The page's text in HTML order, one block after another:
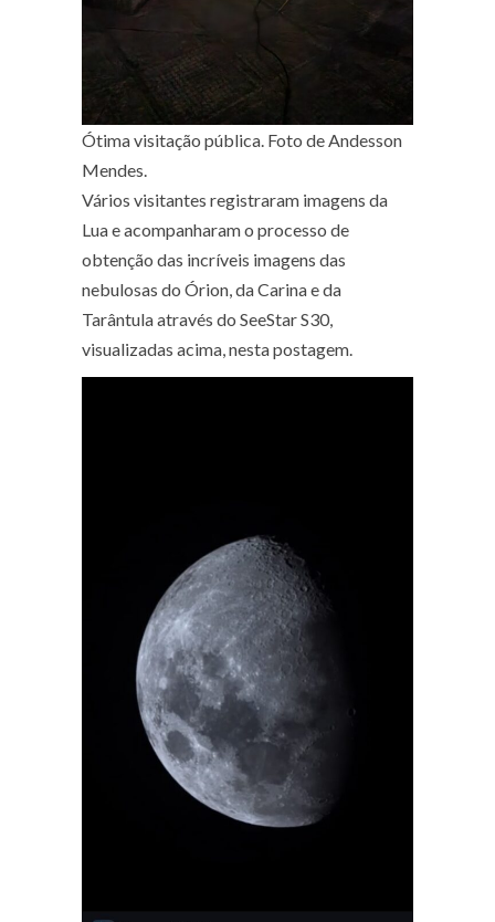
Ótima visitação pública. Foto de Andesson
Mendes.
Vários visitantes registraram imagens da
Lua e acompanharam o processo de
obtenção das incríveis imagens das
nebulosas do Órion, da Carina e da
Tarântula através do SeeStar S30,
visualizadas acima, nesta postagem.